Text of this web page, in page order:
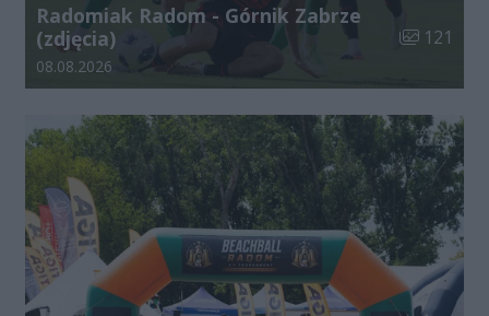
Radomiak Radom - Górnik Zabrze
(zdjęcia)
Liczba
121
Data dodania galerii:
08.08.2026